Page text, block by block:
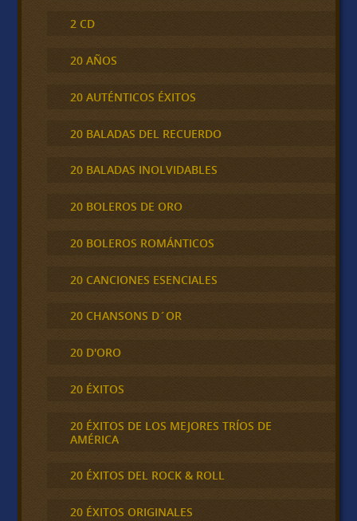
2 CD
20 AÑOS
20 AUTÉNTICOS ÉXITOS
20 BALADAS DEL RECUERDO
20 BALADAS INOLVIDABLES
20 BOLEROS DE ORO
20 BOLEROS ROMÁNTICOS
20 CANCIONES ESENCIALES
20 CHANSONS D´OR
20 D'ORO
20 ÉXITOS
20 ÉXITOS DE LOS MEJORES TRÍOS DE
AMÉRICA
20 ÉXITOS DEL ROCK & ROLL
20 ÉXITOS ORIGINALES